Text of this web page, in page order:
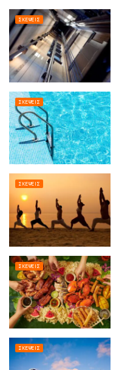
ΣΚΈΨΕΙΣ
ΣΚΈΨΕΙΣ
ΣΚΈΨΕΙΣ
ΣΚΈΨΕΙΣ
ΣΚΈΨΕΙΣ